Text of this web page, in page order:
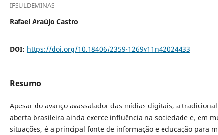
IFSULDEMINAS
Rafael Araújo Castro
DOI: https://doi.org/10.18406/2359-1269v11n42024433
Resumo
Apesar do avanço avassalador das mídias digitais, a tradicional
aberta brasileira ainda exerce influência na sociedade e, em
situações, é a principal fonte de informação e educação para